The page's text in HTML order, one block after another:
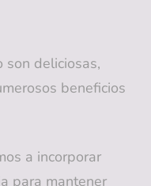
son deliciosas,
beneficios
a incorporar
para mantener